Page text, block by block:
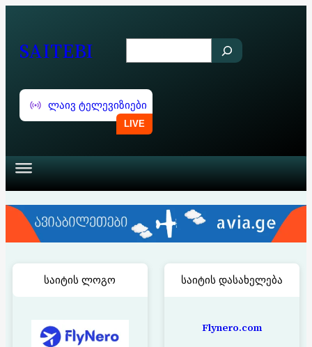
SAITEBI
e
a
r
c
ლაივ ტელევიზიები
საიტის ლოგო საიტის დასახელება
Flynero.com